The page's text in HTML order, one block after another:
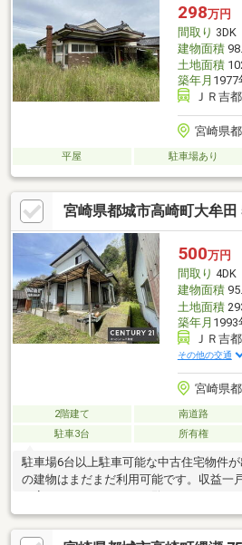
298万円
間取り 3DK
建物面積
土地面積
築年月 1977
ＪＲ吉
宮崎県
平屋 駐車場あり
宮崎県都城市高崎町大牟田
500万円
間取り 4DK
建物面積
土地面積
築年月 1993
ＪＲ吉
その他の交通
宮崎県
2階建て 南道路
駐車3台
所有権
駐車場6台以上駐車可能な中古住宅物件
の建物はまだまだ利用可能です。収益一